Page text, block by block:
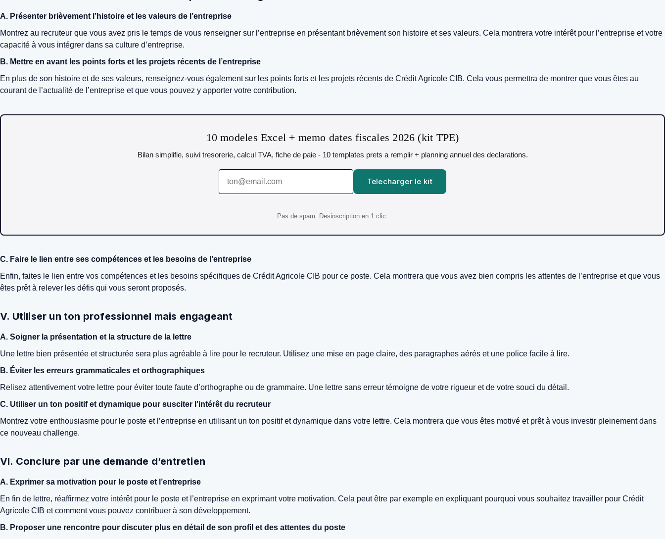
A. Présenter brièvement l’histoire et les valeurs de l’entreprise
Montrez au recruteur que vous avez pris le temps de vous renseigner sur l’entreprise en présentant brièvement son histoire et ses valeurs. Cela montrera votre intérêt pour l’entreprise et votre
capacité à vous intégrer dans sa culture d’entreprise.
B. Mettre en avant les points forts et les projets récents de l’entreprise
En plus de son histoire et de ses valeurs, renseignez-vous également sur les points forts et les projets récents de Crédit Agricole CIB. Cela vous permettra de montrer que vous êtes au
courant de l’actualité de l’entreprise et que vous pouvez y apporter votre contribution.
10 modeles Excel + memo dates fiscales 2026 (kit TPE)
Bilan simplifie, suivi tresorerie, calcul TVA, fiche de paie - 10 templates prets a remplir + planning annuel des declarations.
Telecharger le kit
Pas de spam. Desinscription en 1 clic.
C. Faire le lien entre ses compétences et les besoins de l’entreprise
Enfin, faites le lien entre vos compétences et les besoins spécifiques de Crédit Agricole CIB pour ce poste. Cela montrera que vous avez bien compris les attentes de l’entreprise et que vous
êtes prêt à relever les défis qui vous seront proposés.
V. Utiliser un ton professionnel mais engageant
A. Soigner la présentation et la structure de la lettre
Une lettre bien présentée et structurée sera plus agréable à lire pour le recruteur. Utilisez une mise en page claire, des paragraphes aérés et une police facile à lire.
B. Éviter les erreurs grammaticales et orthographiques
Relisez attentivement votre lettre pour éviter toute faute d’orthographe ou de grammaire. Une lettre sans erreur témoigne de votre rigueur et de votre souci du détail.
C. Utiliser un ton positif et dynamique pour susciter l’intérêt du recruteur
Montrez votre enthousiasme pour le poste et l’entreprise en utilisant un ton positif et dynamique dans votre lettre. Cela montrera que vous êtes motivé et prêt à vous investir pleinement dans
ce nouveau challenge.
VI. Conclure par une demande d’entretien
A. Exprimer sa motivation pour le poste et l’entreprise
En fin de lettre, réaffirmez votre intérêt pour le poste et l’entreprise en exprimant votre motivation. Cela peut être par exemple en expliquant pourquoi vous souhaitez travailler pour Crédit
Agricole CIB et comment vous pouvez contribuer à son développement.
B. Proposer une rencontre pour discuter plus en détail de son profil et des attentes du poste